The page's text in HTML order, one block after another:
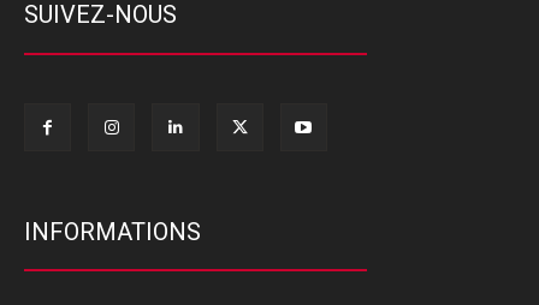
SUIVEZ-NOUS
INFORMATIONS